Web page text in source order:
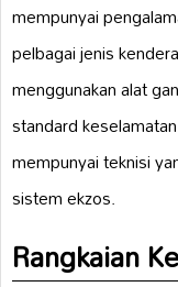
mempunyai
pelbagai jenis
menggunakan alat
standard
mempunyai teknisi
sistem ekzos.
Rangkaian